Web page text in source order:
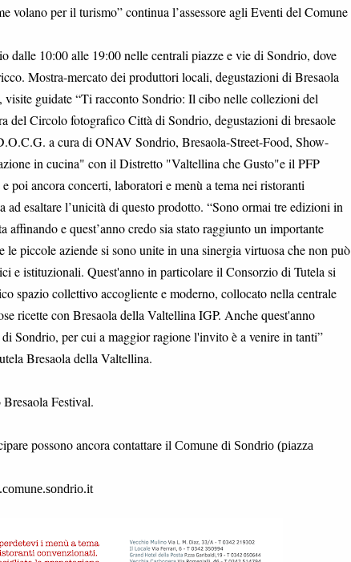
volano per il turismo” continua l’assessore agli Eventi del Comune
dalle 10:00 alle 19:00 nelle centrali piazze e vie di Sondrio, dove
Mostra-mercato dei produttori locali, degustazioni di Bresaola
guidate “Ti racconto Sondrio: Il cibo nelle collezioni del
del Circolo fotografico Città di Sondrio, degustazioni di bresaole
a cura di ONAV Sondrio, Bresaola-Street-Food, Show-
in cucina" con il Distretto "Valtellina che Gusto"e il PFP
ancora concerti, laboratori e menù a tema nei ristoranti
esaltare l’unicità di questo prodotto. “Sono ormai tre edizioni in
e quest’anno credo sia stato raggiunto un importante
piccole aziende si sono unite in una sinergia virtuosa che non può
e istituzionali. Quest'anno in particolare il Consorzio di Tutela si
spazio collettivo accogliente e moderno, collocato nella centrale
ricette con Bresaola della Valtellina IGP. Anche quest'anno
Sondrio, per cui a maggior ragione l'invito è a venire in tanti”
Bresaola della Valtellina.
Festival.
possono ancora contattare il Comune di Sondrio (piazza